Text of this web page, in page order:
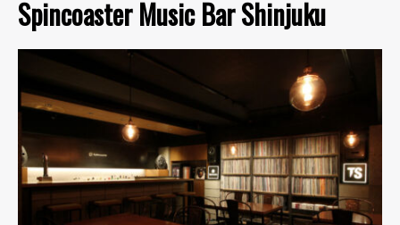
Spincoaster Music Bar Shinjuku